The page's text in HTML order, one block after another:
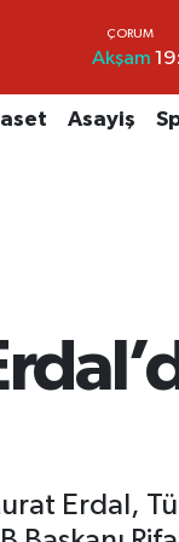
Akşam
Asayiş
Erdal,